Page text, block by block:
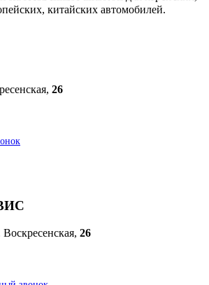
китайских автомобилей.
26
Воскресенская, 26